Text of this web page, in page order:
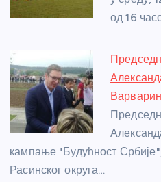
k
од 16
кампање "Будућност
Расинског округа…